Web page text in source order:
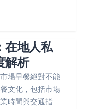
在地人私
解析
場早餐絕對不能
文化，包括市場
時間與交通指